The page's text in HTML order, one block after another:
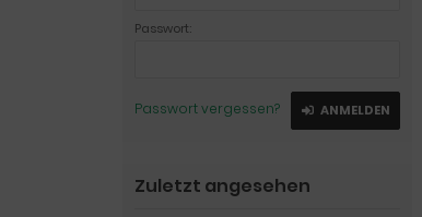
Passwort:
Passwort vergessen? ANMELDEN
Zuletzt angesehen